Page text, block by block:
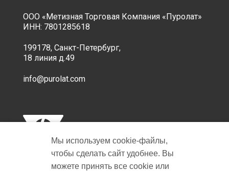
ООО «Метизная Торговая Компания «Пуролат»
ИНН: 7801285618
199178, Санкт-Петербург,
18 линия д.49
info@purolat.com
Мы используем cookie‑файлы,
чтобы сделать сайт удобнее. Вы
можете принять все cookie или